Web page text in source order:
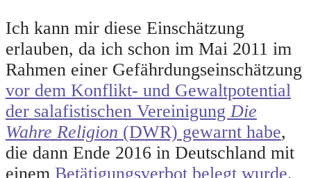
Ich kann mir diese Einschätzung
erlauben, da ich schon im Mai 2011 im
Rahmen einer Gefährdungseinschätzung
vor dem Konflikt- und Gewaltpotential
der salafistischen Vereinigung Die
Wahre Religion (DWR) gewarnt habe,
die dann Ende 2016 in Deutschland mit
einem Betätigungsverbot belegt wurde.